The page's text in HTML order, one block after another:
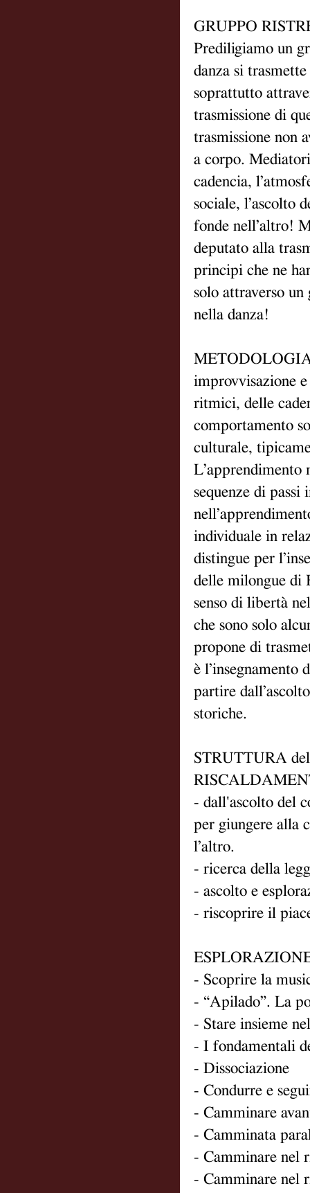
GRUPPO
Prediligiamo un
danza si
soprattutto
trasmissione di
trasmissione non
a corpo.
cadencia,
sociale, l’ascolto
fonde nell’altro!
deputato alla
principi che ne
solo attraverso
nella danza!
improvvisazione
ritmici, delle
comportamento
culturale,
L’apprendimento
sequenze di
individuale in
distingue per
delle milongue di
senso di libertà
che sono solo
propone di
è l’insegnamento
partire
storiche.
STRUTTURA
- dall'ascolto del
per giungere alla
l’altro.
- ricerca della
- ascolto e
- riscoprire il
- Scoprire la
- “Apilado”. La
- Stare insieme
- I fondamentali
- Dissociazione
- Condurre e
- Camminare
- Camminata
- Camminare nel
- Camminare nel